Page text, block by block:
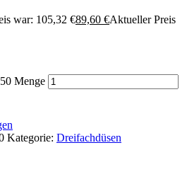
war: 105,32 €89,60 €Aktueller Preis
Menge
Kategorie: Dreifachdüsen